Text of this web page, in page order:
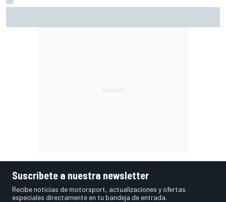
Suscríbete a nuestra newsletter
Recibe noticias de motorsport, actualizaciones y ofertas
especiales directamente en tu bandeja de entrada.